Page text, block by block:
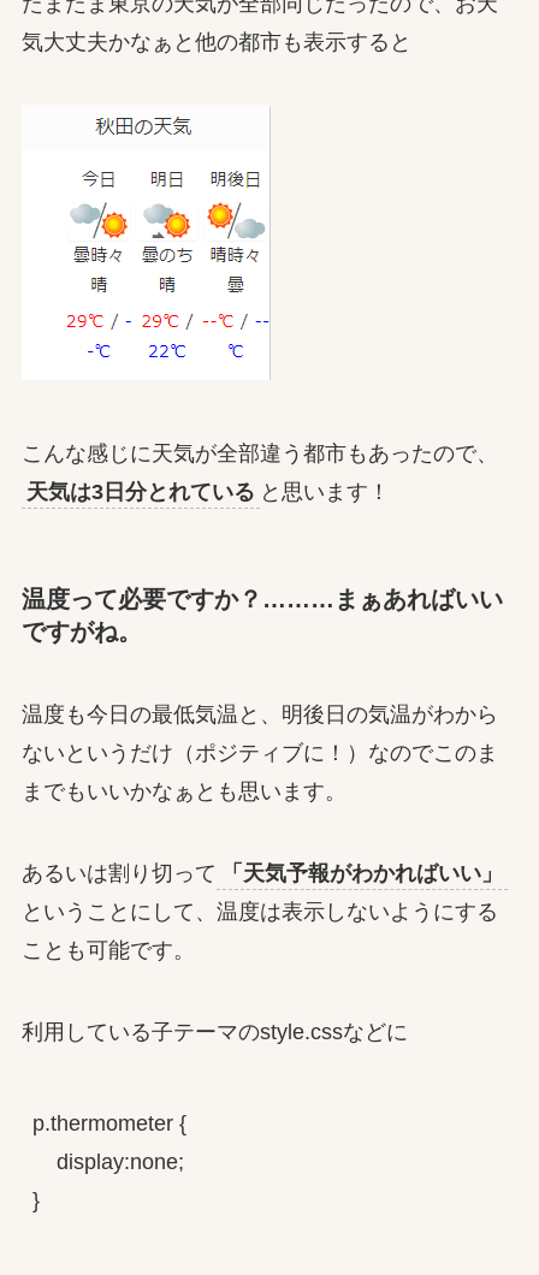
気大丈夫かなぁと他の都市も表示すると
こんな感じに天気が全部違う都市もあったので、
天気は3日分とれている と思います！
温度って必要ですか？………まぁあればいい
ですがね。
温度も今日の最低気温と、明後日の気温がわから
ないというだけ（ポジティブに！）なのでこのま
までもいいかなぁとも思います。
あるいは割り切って
「天気予報がわかればいい」
ということにして、温度は表示しないようにする
ことも可能です。
利用している子テーマのstyle.cssなどに
p.thermometer {
    display:none;
}